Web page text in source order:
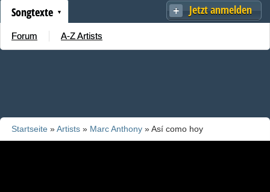
Jetzt anmelden
Songtexte
Forum A-Z Artists
Startseite »Artists » Marc Anthony » Así como hoy